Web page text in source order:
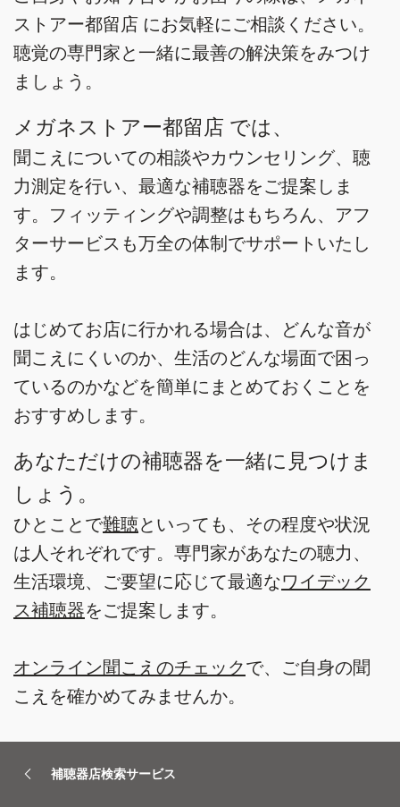
ストアー都留店 にお気軽にご相談ください。
聴覚の専門家と一緒に最善の解決策をみつけ
ましょう。
メガネストアー都留店 では、
聞こえについての相談やカウンセリング、聴
力測定を行い、最適な補聴器をご提案しま
す。フィッティングや調整はもちろん、アフ
ターサービスも万全の体制でサポートいたし
ます。
はじめてお店に行かれる場合は、どんな音が
聞こえにくいのか、生活のどんな場面で困っ
ているのかなどを簡単にまとめておくことを
おすすめします。
あなただけの補聴器を一緒に見つけま
しょう。
ひとことで難聴といっても、その程度や状況
は人それぞれです。専門家があなたの聴力、
生活環境、ご要望に応じて最適なワイデック
ス補聴器をご提案します。
オンライン聞こえのチェックで、ご自身の聞
こえを確かめてみませんか。
補聴器店検索サービス